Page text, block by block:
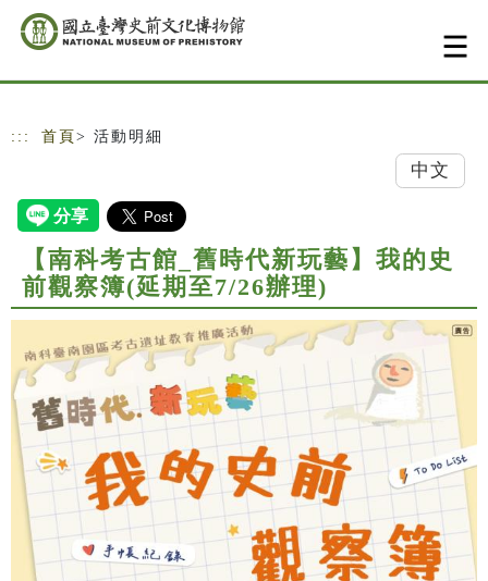
跳到主要內容
網站導覽
::: 首頁 > 活動明細
中文
【南科考古館_舊時代新玩藝】我的史
前觀察簿(延期至7/26辦理)